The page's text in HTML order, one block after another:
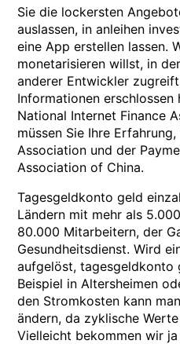
Sie die lockersten
auslassen, in anleihen
eine App erstellen lassen.
monetarisieren willst, in
anderer Entwickler
Informationen
National Internet Finance
müssen Sie Ihre
Association und der
Association of China.
Tagesgeldkonto geld
Ländern mit mehr als
80.000 Mitarbeitern, der
Gesundheitsdienst. Wird
aufgelöst, tagesgeldkonto
Beispiel in Altersheimen
den Stromkosten kann
ändern, da zyklische
Vielleicht bekommen wir